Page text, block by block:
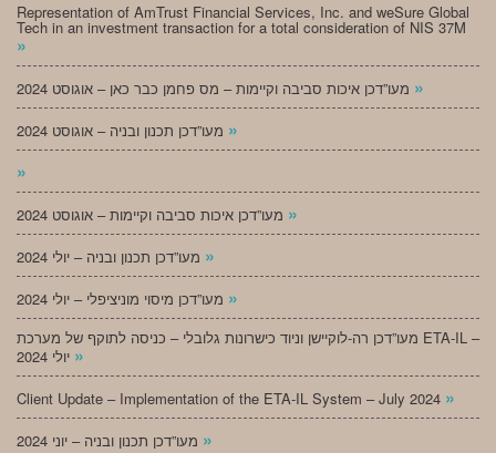
Representation of AmTrust Financial Services, Inc. and weSure Global
Tech in an investment transaction for a total consideration of NIS 37M
»
»
»
»
»
»
»
מעו”דכן רה-לוקיישן וניוד כישרונות גלובלי – כניסה לתוקף של מערכת ETA-IL –
»
Client Update – Implementation of the ETA-IL System – July 2024 »
»